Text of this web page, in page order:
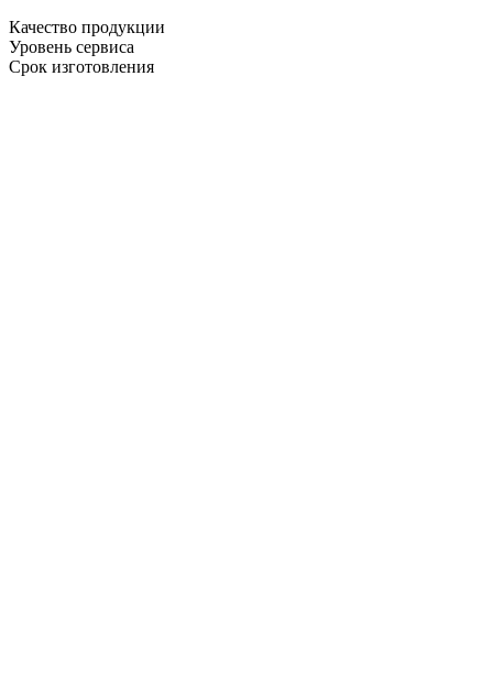
Качество продукции
Уровень сервиса
Срок изготовления